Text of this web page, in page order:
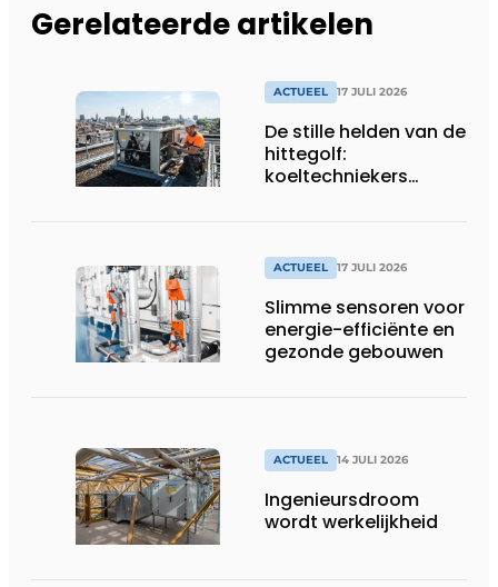
Gerelateerde artikelen
ACTUEEL 17 JULI 2026
De stille helden van de
hittegolf:
koeltechniekers
productiebedrijven
draaiende
ACTUEEL 17 JULI 2026
Slimme sensoren voor
energie-efficiënte en
gezonde gebouwen
ACTUEEL 14 JULI 2026
Ingenieursdroom
wordt werkelijkheid